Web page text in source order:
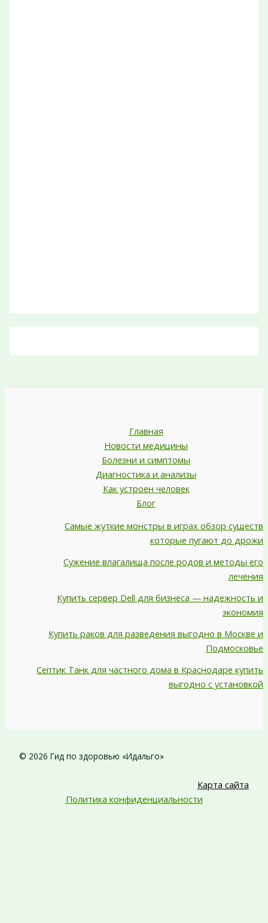
Главная
Новости медицины
Болезни и симптомы
Диагностика и анализы
Как устроен человек
Блог
Самые жуткие монстры в играх обзор существ
которые пугают до дрожи
Сужение влагалища после родов и методы его
лечения
Купить сервер Dell для бизнеса — надежность и
экономия
Купить раков для разведения выгодно в Москве и
Подмосковье
Септик Танк для частного дома в Краснодаре купить
выгодно с установкой
© 2026 Гид по здоровью «Идальго»
Карта сайта
Политика конфиденциальности